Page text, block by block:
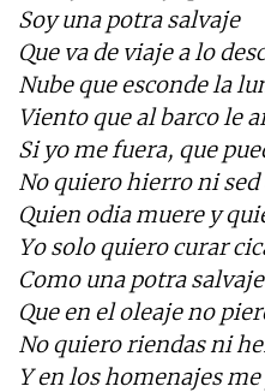
Soy una potra salvaje
Que va de viaje a lo
Nube que esconde la
Viento que al barco le
Si yo me fuera, que
No quiero hierro ni sed
Quien odia muere y
Yo solo quiero curar
Como una potra salvaje
Que en el oleaje no
No quiero riendas ni
Y en los homenajes